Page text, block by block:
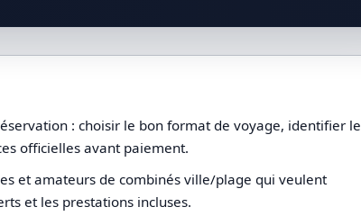
: choisir le bon format de voyage, identifier le
officielles avant paiement.
et amateurs de combinés ville/plage qui veulent
et les prestations incluses.